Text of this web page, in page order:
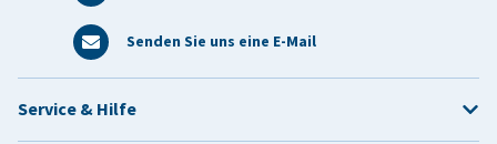
Senden Sie uns eine E-Mail
Service & Hilfe